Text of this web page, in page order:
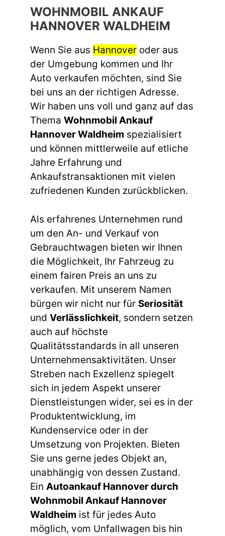
WOHNMOBIL ANKAUF
HANNOVER WALDHEIM
Wenn Sie aus Hannover oder aus
der Umgebung kommen und Ihr
Auto verkaufen möchten, sind Sie
bei uns an der richtigen Adresse.
Wir haben uns voll und ganz auf das
Thema Wohnmobil Ankauf
Hannover Waldheim spezialisiert
und können mittlerweile auf etliche
Jahre Erfahrung und
Ankaufstransaktionen mit vielen
zufriedenen Kunden zurückblicken.
Als erfahrenes Unternehmen rund
um den An- und Verkauf von
Gebrauchtwagen bieten wir Ihnen
die Möglichkeit, Ihr Fahrzeug zu
einem fairen Preis an uns zu
verkaufen. Mit unserem Namen
bürgen wir nicht nur für Seriosität
und Verlässlichkeit, sondern setzen
auch auf höchste
Qualitätsstandards in all unseren
Unternehmensaktivitäten. Unser
Streben nach Exzellenz spiegelt
sich in jedem Aspekt unserer
Dienstleistungen wider, sei es in der
Produktentwicklung, im
Kundenservice oder in der
Umsetzung von Projekten. Bieten
Sie uns gerne jedes Objekt an,
unabhängig von dessen Zustand.
Ein Autoankauf Hannover durch
Wohnmobil Ankauf Hannover
Waldheim ist für jedes Auto
möglich, vom Unfallwagen bis hin